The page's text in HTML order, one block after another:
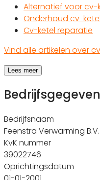
Alternatief voor cv-
Onderhoud cv-ketel
Cv-ketel reparatie
Vind alle artikelen over
Lees meer
Bedrijfsnaam
Feenstra Verwarming B.V.
KvK nummer
39022746
Oprichtingsdatum